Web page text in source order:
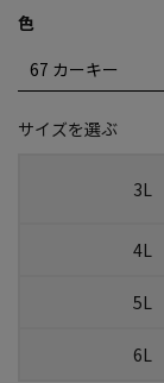
色
サイズを選ぶ
3L
4L
5L
6L